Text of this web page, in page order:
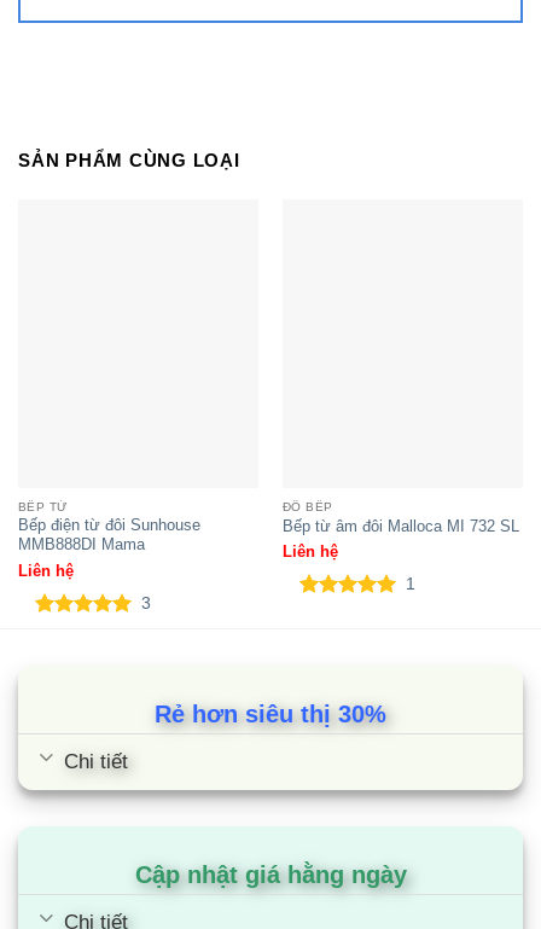
Bếp từ đôi Lorca LCI 886
SẢN PHẨM CÙNG LOẠI
BẾP TỪ
Bếp điện từ đôi Sunhouse
MMB888DI Mama
Liên hệ
3
ĐỒ BẾP
Bếp từ âm đôi Malloca MI 732 SL
Liên hệ
1
Rẻ hơn siêu thị 30%
Chi tiết
Cập nhật giá hằng ngày
Chi tiết